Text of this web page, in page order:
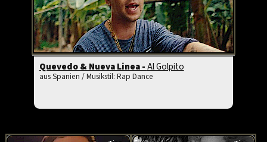
Quevedo & Nueva Linea -Al Golpito
aus Spanien / Musikstil: Rap Dance